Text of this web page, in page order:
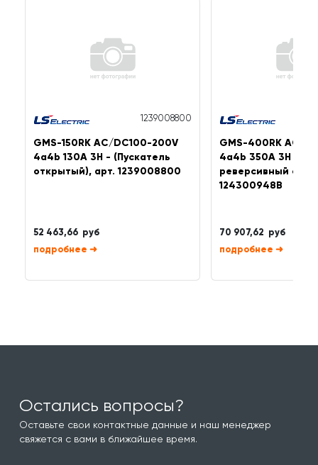
1239008800
GMS-150RK AC/DC100-200V
4a4b 130A 3H - (Пускатель
открытый), арт. 1239008800
52 463,66 руб
➜
GMS-400RK AC/
4a4b 350A 3H -
реверсивный
124300948B
70 907,62 руб
➜
Остались вопросы?
Оставьте свои контактные данные и наш менеджер
свяжется с вами в ближайшее время.